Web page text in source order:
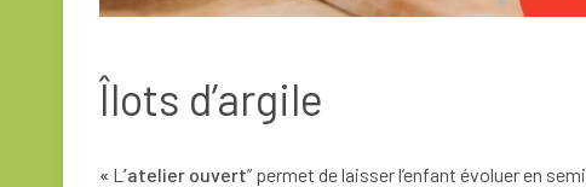
Îlots d’argile
« L ’atelier ouvert” permet de laisser l’enfant évoluer en